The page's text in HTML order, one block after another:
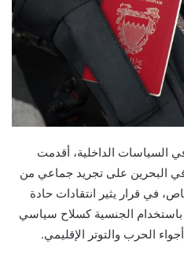
الداخلية، أقدمت
البحرين على تجريد جماعي من
في قرار يثير انتقادات حادة
باستخدام الجنسية كسلاح سياسي
الحرب والتوتر الإقليمي.